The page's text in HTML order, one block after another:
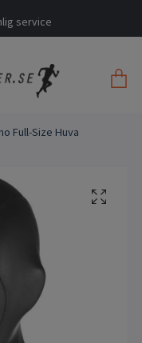
service
Full-Size Huva